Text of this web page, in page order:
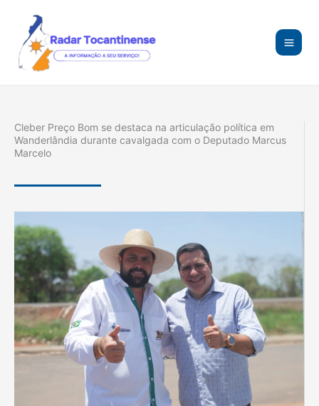
conteúdo
Cleber Preço Bom se destaca na articulação política em
Wanderlândia durante cavalgada com o Deputado Marcus
Marcelo